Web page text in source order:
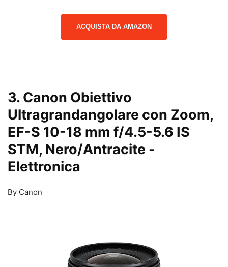
ACQUISTA DA AMAZON
3. Canon Obiettivo
Ultragrandangolare con Zoom,
EF-S 10-18 mm f/4.5-5.6 IS
STM, Nero/Antracite -
Elettronica
By Canon